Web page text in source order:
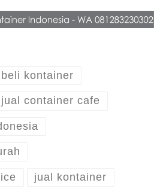
beli kontainer
jual container cafe
jual kontainer